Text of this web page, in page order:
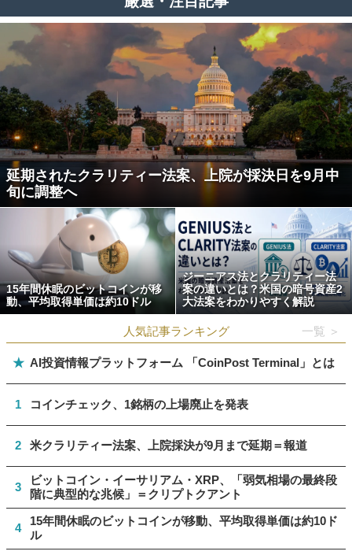
延期されたクラリティー法案、上院が採決日を9月中
旬に調整へ
15年間休眠のビットコインが移
動、平均取得単価は約10ドル
ジーニアス法とクラリティー法
案の違いとは？米国の暗号資産2
大法案をわかりやすく解説
人気記事ランキング 一覧 ＞
★ AI投資情報プラットフォーム 「CoinPost Terminal」とは
1 コインチェック、1銘柄の上場廃止を発表
2 米クラリティー法案、上院採決が9月まで延期＝報道
3
ビットコイン・イーサリアム・XRP、「弱気相場の最終段
階に典型的な兆候」＝クリプトクアント
4
15年間休眠のビットコインが移動、平均取得単価は約10ド
ル